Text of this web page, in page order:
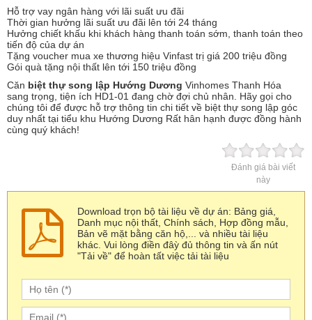
Hỗ trợ vay ngân hàng với lãi suất ưu đãi
Thời gian hưởng lãi suất ưu đãi lên tới 24 tháng
Hưởng chiết khấu khi khách hàng thanh toán sớm, thanh toán theo
tiến độ của dự án
Tặng voucher mua xe thương hiệu Vinfast trị giá 200 triệu đồng
Gói quà tặng nội thất lên tới 150 triệu đồng
Căn biệt thự song lập Hướng Dương Vinhomes Thanh Hóa
sang trọng, tiện ích HD1-01 đang chờ đợi chủ nhân. Hãy gọi cho
chúng tôi để được hỗ trợ thông tin chi tiết về biệt thự song lập góc
duy nhất tại tiểu khu Hướng Dương Rất hân hạnh được đồng hành
cùng quý khách!
Đánh giá bài viết
này
Download trọn bộ tài liệu về dự án: Bảng giá,
Danh mục nội thất, Chính sách, Hợp đồng mẫu,
Bản vẽ mặt bằng căn hộ,... và nhiều tài liệu
khác. Vui lòng điền đâỳ đủ thông tin và ấn nút
"Tải về" để hoàn tất việc tải tài liệu